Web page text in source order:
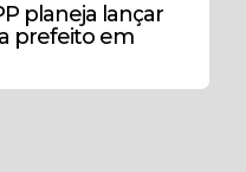
planeja lançar
prefeito em